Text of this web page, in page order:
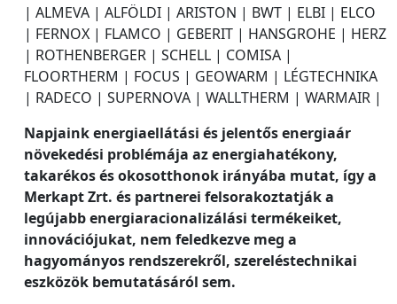
| ALMEVA | ALFÖLDI | ARISTON | BWT | ELBI | ELCO
| FERNOX | FLAMCO | GEBERIT | HANSGROHE | HERZ
| ROTHENBERGER | SCHELL | COMISA |
FLOORTHERM | FOCUS | GEOWARM | LÉGTECHNIKA
| RADECO | SUPERNOVA | WALLTHERM | WARMAIR |
Napjaink energiaellátási és jelentős energiaár
növekedési problémája az energiahatékony,
takarékos és okosotthonok irányába mutat, így a
Merkapt Zrt. és partnerei felsorakoztatják a
legújabb energiaracionalizálási termékeiket,
innovációjukat, nem feledkezve meg a
hagyományos rendszerekről, szereléstechnikai
eszközök bemutatásáról sem.